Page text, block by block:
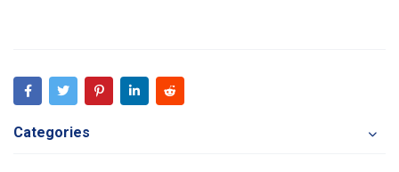
Categories